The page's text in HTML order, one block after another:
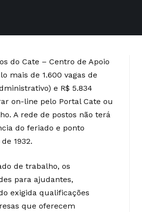
do Cate – Centro de Apoio
mais de 1.600 vagas de
e R$ 5.834
on-line pelo Portal Cate ou
A rede de postos não terá
do feriado e ponto
1932.
de trabalho, os
para ajudantes,
exigida qualificações
que oferecem